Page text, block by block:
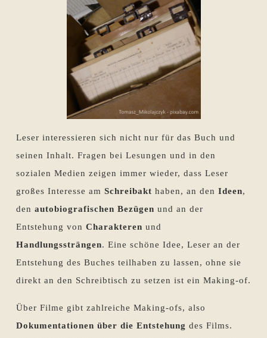
Leser interessieren sich nicht nur für das Buch und
seinen Inhalt. Fragen bei Lesungen und in den
sozialen Medien zeigen immer wieder, dass Leser
großes Interesse am Schreibakt haben, an den Ideen,
den autobiografischen Bezügen und an der
Entstehung von Charakteren und
Handlungssträngen. Eine schöne Idee, Leser an der
Entstehung des Buches teilhaben zu lassen, ohne sie
direkt an den Schreibtisch zu setzen ist ein Making-of.
Über Filme gibt zahlreiche Making-ofs, also
Dokumentationen über die Entstehung des Films.